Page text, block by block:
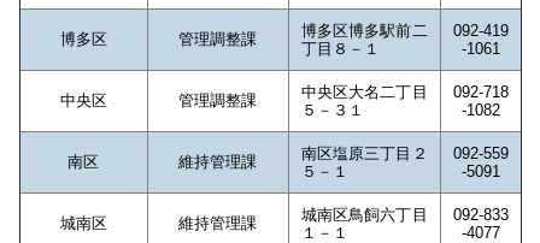
博多区 管理調整課
博多区博多駅前二
丁目８－１
092-419
-1061
中央区 管理調整課
中央区大名二丁目
５－３１
092-718
-1082
南区 維持管理課
南区塩原三丁目２
５－１
092-559
-5091
城南区 維持管理課
城南区鳥飼六丁目
１－１
092-833
-4077